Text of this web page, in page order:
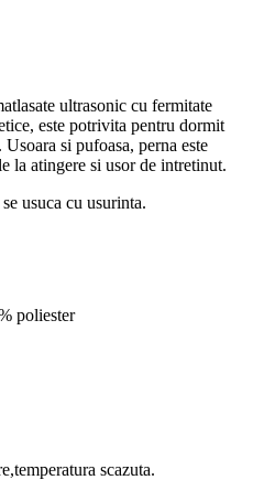
ultrasonic cu fermitate
este potrivita pentru dormit
si pufoasa, perna este
la atingere si usor de intretinut.
usuca cu usurinta.
poliester
scazuta.